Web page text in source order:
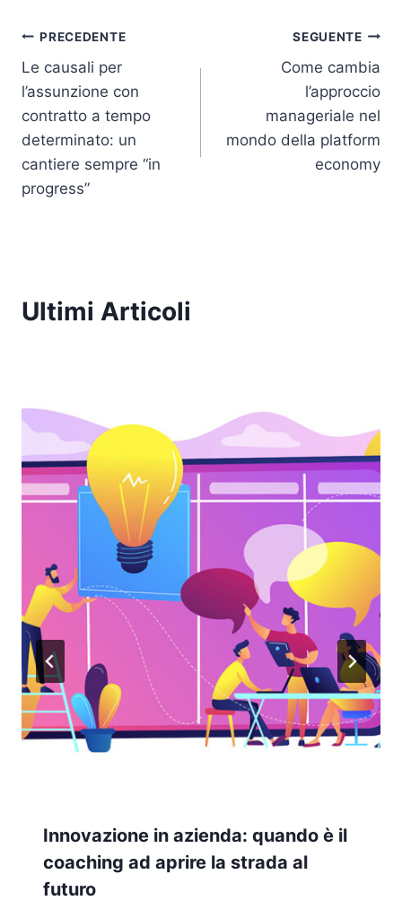
k
Navigazione
articoli
PRECEDENTE
Le causali per
l’assunzione con
contratto a tempo
determinato: un
cantiere sempre “in
progress”
SEGUENTE
Come cambia
l’approccio
manageriale nel
mondo della platform
economy
Ultimi Articoli
Innovazione in azienda: quando è il
coaching ad aprire la strada al
futuro